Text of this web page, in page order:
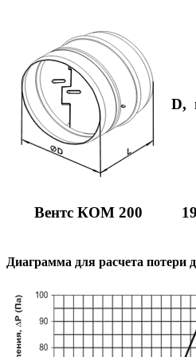
D,
Вентс КОМ 200
Диаграмма для расчета